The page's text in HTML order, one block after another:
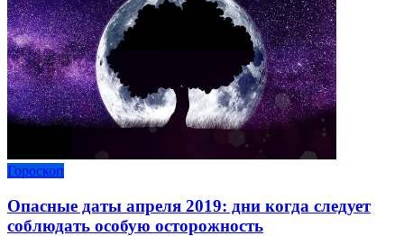
Гороскоп
Опасные даты апреля 2019: дни когда следует
соблюдать особую осторожность